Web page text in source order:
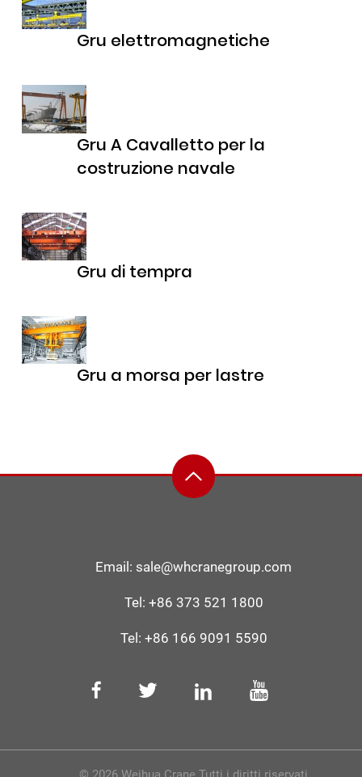
Gru elettromagnetiche
Gru A Cavalletto per la
costruzione navale
Gru di tempra
Gru a morsa per lastre
Email: sale@whcranegroup.com
Tel: +86 373 521 1800
Tel: +86 166 9091 5590